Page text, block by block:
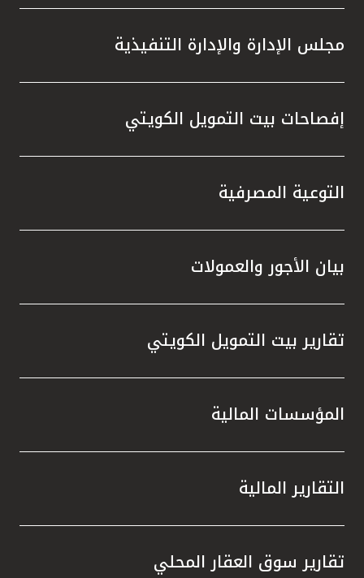
مجلس الإدارة والإدارة التنفيذية
إفصاحات بيت التمويل الكويتي
التوعية المصرفية
بيان الأجور والعمولات
تقارير بيت التمويل الكويتي
المؤسسات المالية
التقارير المالية
تقارير سوق العقار المحلي